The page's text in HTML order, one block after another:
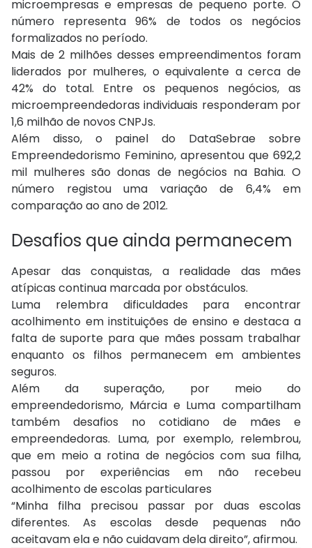
microempresas e empresas de pequeno porte. O
número representa 96% de todos os negócios
formalizados no período.
Mais de 2 milhões desses empreendimentos foram
liderados por mulheres, o equivalente a cerca de
42% do total. Entre os pequenos negócios, as
microempreendedoras individuais responderam por
1,6 milhão de novos CNPJs.
Além disso, o painel do DataSebrae sobre
Empreendedorismo Feminino, apresentou que 692,2
mil mulheres são donas de negócios na Bahia. O
número registou uma variação de 6,4% em
comparação ao ano de 2012.
Desafios que ainda permanecem
Apesar das conquistas, a realidade das mães
atípicas continua marcada por obstáculos.
Luma relembra dificuldades para encontrar
acolhimento em instituições de ensino e destaca a
falta de suporte para que mães possam trabalhar
enquanto os filhos permanecem em ambientes
seguros.
Além da superação, por meio do
empreendedorismo, Márcia e Luma compartilham
também desafios no cotidiano de mães e
empreendedoras. Luma, por exemplo, relembrou,
que em meio a rotina de negócios com sua filha,
passou por experiências em não recebeu
acolhimento de escolas particulares
“Minha filha precisou passar por duas escolas
diferentes. As escolas desde pequenas não
aceitavam ela e não cuidavam dela direito”, afirmou.